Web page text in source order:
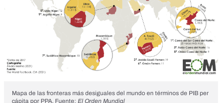
Mapa de las fronteras más desiguales del mundo en términos de PIB per
cápita por PPA. Fuente: El Orden Mundial